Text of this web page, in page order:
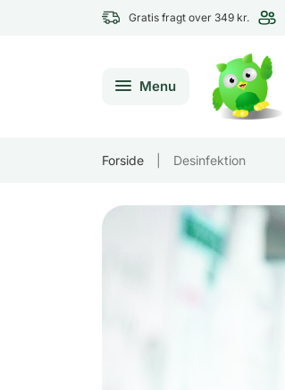
Gratis fragt over 349 kr.
Menu
Forside Desinfektion